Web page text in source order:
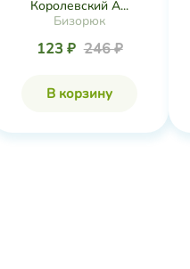
Королевский А...
Бизорюк
123 ₽ 246 ₽
В корзину